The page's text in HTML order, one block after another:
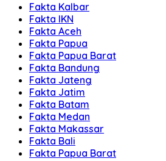
Fakta Kalbar
Fakta IKN
Fakta Aceh
Fakta Papua
Fakta Papua Barat
Fakta Bandung
Fakta Jateng
Fakta Jatim
Fakta Batam
Fakta Medan
Fakta Makassar
Fakta Bali
Fakta Papua Barat